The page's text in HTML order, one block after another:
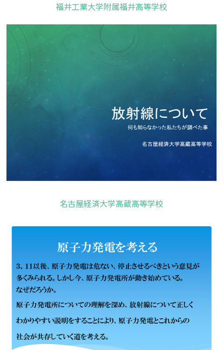
福井工業大学附属福井高等学校
名古屋経済大学高蔵高等学校